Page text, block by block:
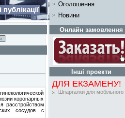
коронарных
расстройством
сосудов с
Оголошення
Новини
Онлайн замовлення
Інші проекти
ДЛЯ ЕКЗАМЕНУ!
Шпаргалки для мобільного